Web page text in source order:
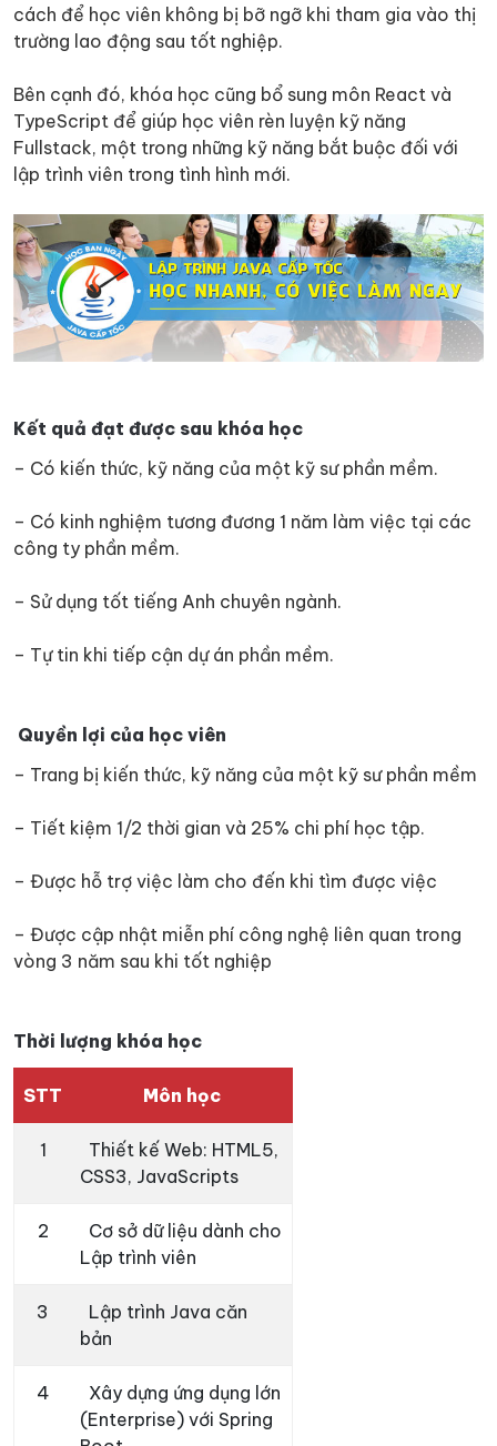
cách để học viên không bị bỡ ngỡ khi tham gia vào thị
trường lao động sau tốt nghiệp.
Bên cạnh đó, khóa học cũng bổ sung môn React và
TypeScript để giúp học viên rèn luyện kỹ năng
Fullstack, một trong những kỹ năng bắt buộc đối với
lập trình viên trong tình hình mới.
Kết quả đạt được sau khóa học
– Có kiến thức, kỹ năng của một kỹ sư phần mềm.
– Có kinh nghiệm tương đương 1 năm làm việc tại các
công ty phần mềm.
– Sử dụng tốt tiếng Anh chuyên ngành.
– Tự tin khi tiếp cận dự án phần mềm.
Quyền lợi của học viên
– Trang bị kiến thức, kỹ năng của một kỹ sư phần mềm
– Tiết kiệm 1/2 thời gian và 25% chi phí học tập.
– Được hỗ trợ việc làm cho đến khi tìm được việc
– Được cập nhật miễn phí công nghệ liên quan trong
vòng 3 năm sau khi tốt nghiệp
Thời lượng khóa học
STT Môn học
1
Thiết kế Web: HTML5,
CSS3, JavaScripts
2
Cơ sở dữ liệu dành cho
Lập trình viên
3
Lập trình Java căn
bản
4
Xây dựng ứng dụng lớn
(Enterprise) với Spring